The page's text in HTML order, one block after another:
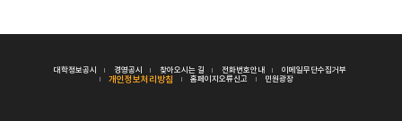
대학정보공시 경영공시 찾아오시는 길 전화번호안내 이메일무단수집거부
개인정보처리방침 홈페이지오류신고 민원광장